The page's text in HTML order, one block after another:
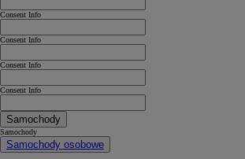
Consent Info
Consent Info
Consent Info
Consent Info
Samochody
Samochody
Samochody osobowe